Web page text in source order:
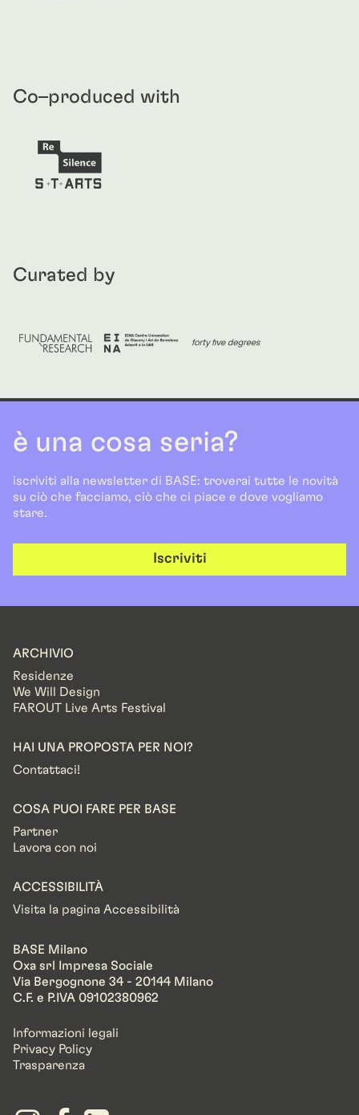
Co–produced with
Curated by
è una cosa seria?
iscriviti alla newsletter di BASE: troverai tutte le novità
su ciò che facciamo, ciò che ci piace e dove vogliamo
stare.
Iscriviti
ARCHIVIO
Residenze
We Will Design
FAROUT Live Arts Festival
HAI UNA PROPOSTA PER NOI?
Contattaci!
COSA PUOI FARE PER BASE
Partner
Lavora con noi
ACCESSIBILITÀ
Visita la pagina Accessibilità
BASE Milano
Oxa srl Impresa Sociale
Via Bergognone 34 - 20144 Milano
C.F. e P.IVA 09102380962
Informazioni legali
Privacy Policy
Trasparenza